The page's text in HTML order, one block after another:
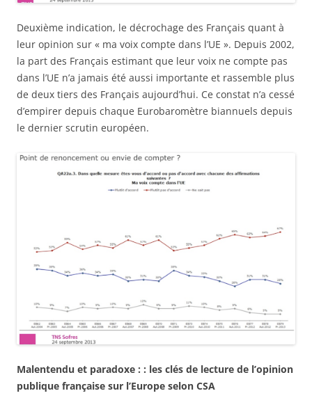
Deuxième indication, le décrochage des Français quant à
leur opinion sur « ma voix compte dans l’UE ». Depuis 2002,
la part des Français estimant que leur voix ne compte pas
dans l’UE n’a jamais été aussi importante et rassemble plus
de deux tiers des Français aujourd’hui. Ce constat n’a cessé
d’empirer depuis chaque Eurobaromètre biannuels depuis
le dernier scrutin européen.
Malentendu et paradoxe : : les clés de lecture de l’opinion
publique française sur l’Europe selon CSA